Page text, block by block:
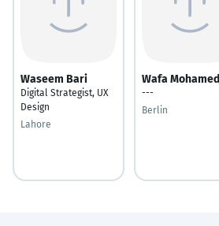
Waseem Bari
Digital Strategist, UX
Design
Lahore
Wafa Mohamed
---
Berlin